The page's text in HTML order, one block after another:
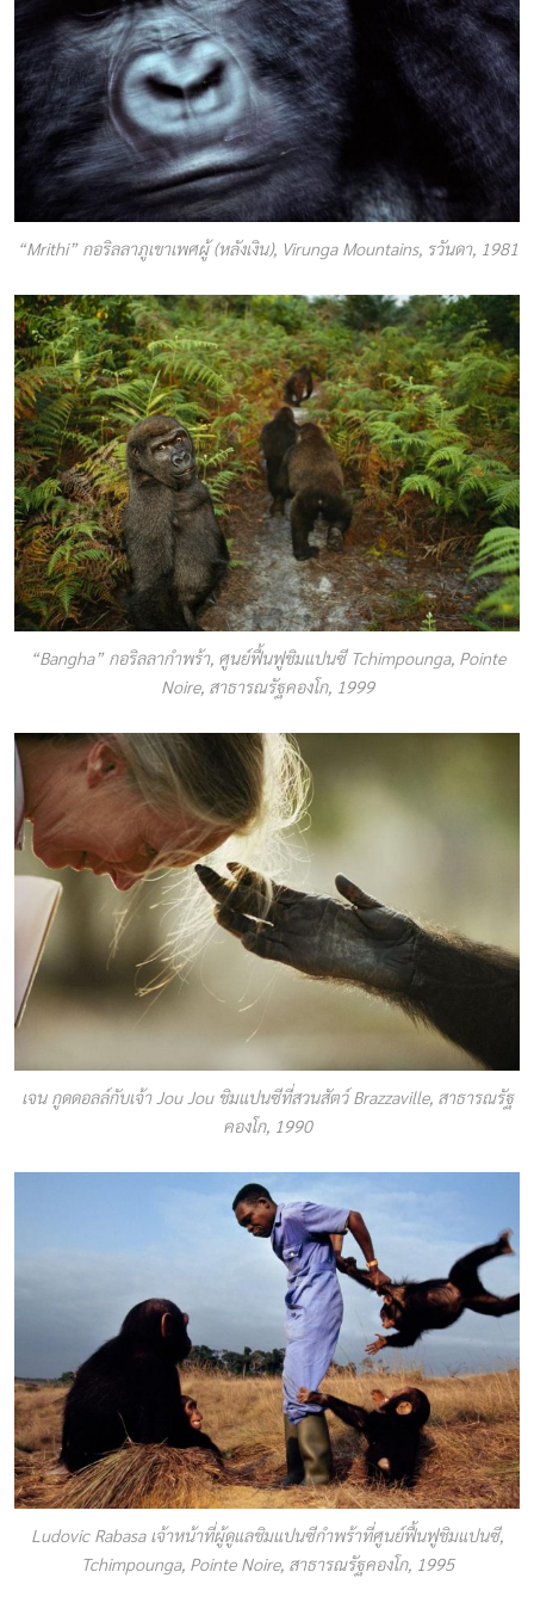
“Mrithi” กอริลลาภูเขาเพศผู้ (หลังเงิน), Virunga Mountains, รวันดา, 1981
“Bangha” กอริลลากำพร้า, ศูนย์ฟื้นฟูชิมแปนซี Tchimpounga, Pointe
Noire, สาธารณรัฐคองโก, 1999
เจน กูดดอลล์กับเจ้า Jou Jou ชิมแปนซีที่สวนสัตว์ Brazzaville, สาธารณรัฐ
คองโก, 1990
Ludovic Rabasa เจ้าหน้าที่ผู้ดูแลชิมแปนซีกำพร้าที่ศูนย์ฟื้นฟูชิมแปนซี,
Tchimpounga, Pointe Noire, สาธารณรัฐคองโก, 1995